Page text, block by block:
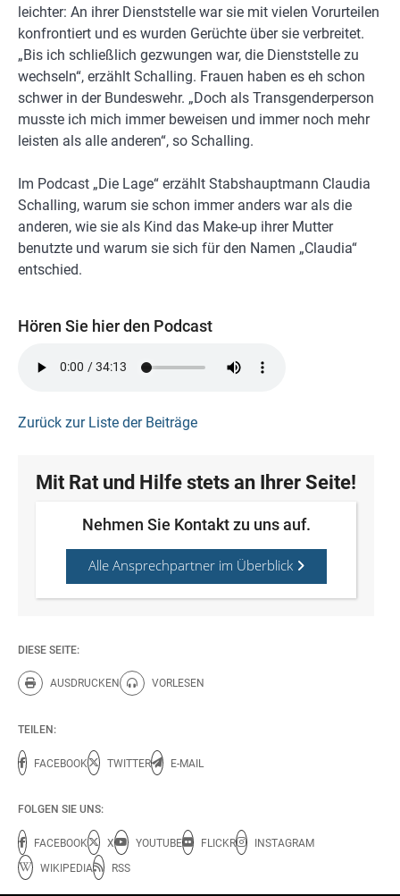
leichter: An ihrer Dienststelle war sie mit vielen Vorurteilen
konfrontiert und es wurden Gerüchte über sie verbreitet.
„Bis ich schließlich gezwungen war, die Dienststelle zu
wechseln“, erzählt Schalling. Frauen haben es eh schon
schwer in der Bundeswehr. „Doch als Transgenderperson
musste ich mich immer beweisen und immer noch mehr
leisten als alle anderen“, so Schalling.
Im Podcast „Die Lage“ erzählt Stabshauptmann Claudia
Schalling, warum sie schon immer anders war als die
anderen, wie sie als Kind das Make-up ihrer Mutter
benutzte und warum sie sich für den Namen „Claudia“
entschied.
Hören Sie hier den Podcast
Zurück zur Liste der Beiträge
Mit Rat und Hilfe stets an Ihrer Seite!
Nehmen Sie Kontakt zu uns auf.
Alle Ansprechpartner im Überblick
DIESE SEITE:
AUSDRUCKEN
Diese Seite drucken.
VORLESEN
Diese Seite vorlesen.
TEILEN:
FACEBOOK TWITTER E-MAIL
FOLGEN SIE UNS:
FACEBOOK X YOUTUBE FLICKR
INSTAGRAM
WIKIPEDIA
RSS